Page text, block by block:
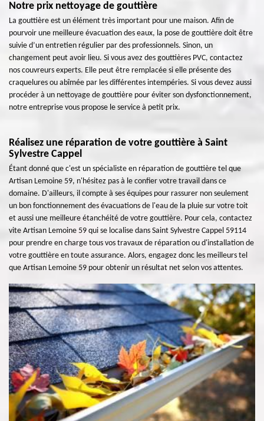
Notre prix nettoyage de gouttière
La gouttière est un élément très important pour une maison. Afin de
pourvoir une meilleure évacuation des eaux, la pose de gouttière doit être
suivie d’un entretien régulier par des professionnels. Sinon, un
changement peut avoir lieu. Si vous avez des gouttières PVC, contactez
nos couvreurs experts. Elle peut être remplacée si elle présente des
craquelures ou abîmée par les différentes intempéries. Si vous devez aussi
procéder à un nettoyage de gouttière pour éviter son dysfonctionnement,
notre entreprise vous propose le service à petit prix.
Réalisez une réparation de votre gouttière à Saint
Sylvestre Cappel
Étant donné que c'est un spécialiste en réparation de gouttière tel que
Artisan Lemoine 59, n'hésitez pas à le confier votre travail dans ce
domaine. D'ailleurs, il compte à ses équipes pour rassurer non seulement
un bon fonctionnement des évacuations de l'eau de la pluie sur votre toit
et aussi une meilleure étanchéité de votre gouttière. Pour cela, contactez
vite Artisan Lemoine 59 qui se localise dans Saint Sylvestre Cappel 59114
pour prendre en charge tous vos travaux de réparation ou d'installation de
votre gouttière en toute assurance. Alors, engagez donc les meilleurs tel
que Artisan Lemoine 59 pour obtenir un résultat net selon vos attentes.